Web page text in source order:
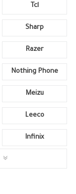
Tcl
Sharp
Razer
Nothing Phone
Meizu
Leeco
Infinix